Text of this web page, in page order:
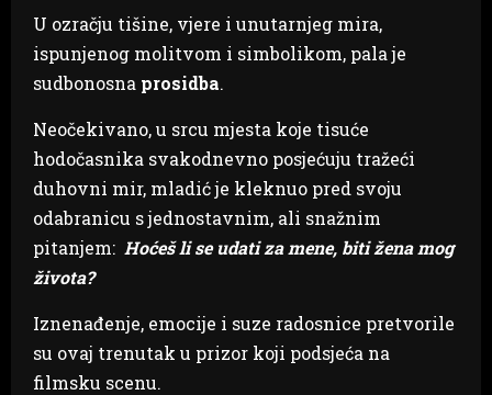
U ozračju tišine, vjere i unutarnjeg mira,
ispunjenog molitvom i simbolikom, pala je
sudbonosna prosidba.
Neočekivano, u srcu mjesta koje tisuće
hodočasnika svakodnevno posjećuju tražeći
duhovni mir, mladić je kleknuo pred svoju
odabranicu s jednostavnim, ali snažnim
pitanjem: Hoćeš li se udati za mene, biti žena mog
života?
Iznenađenje, emocije i suze radosnice pretvorile
su ovaj trenutak u prizor koji podsjeća na
filmsku scenu.